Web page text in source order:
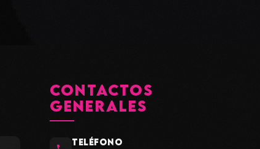
CONTACTOS
GENERALES
TELÉFONO